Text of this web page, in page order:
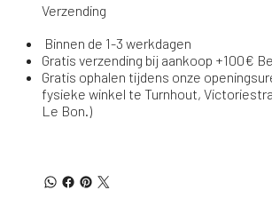
Verzending
Binnen de 1-3 werkdagen
Gratis verzending bij aankoop +100€
Gratis ophalen tijdens onze
fysieke winkel te Turnhout,
Le Bon.)